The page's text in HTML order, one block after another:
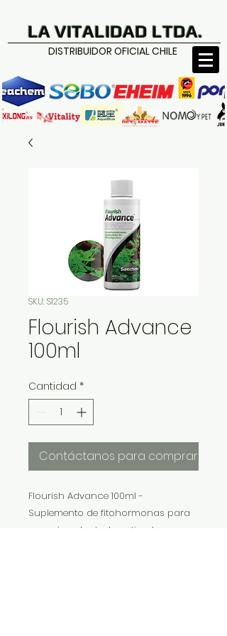
LA VITALIDAD LTDA.
DISTRIBUIDOR OFICIAL CHILE
SKU: S1235
Flourish Advance
100ml
Cantidad *
Contáctanos para comprar
Flourish Advance 100ml -
Suplemento de fitohormonas para
acuarios plantado, estimula